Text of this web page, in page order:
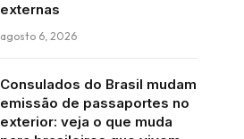
externas
agosto 6, 2026
Consulados do Brasil mudam
emissão de passaportes no
exterior: veja o que muda